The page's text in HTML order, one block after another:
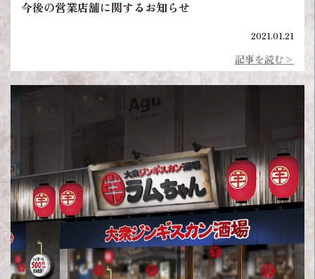
今後の営業店舗に関するお知らせ
2021.01.21
記事を読む>